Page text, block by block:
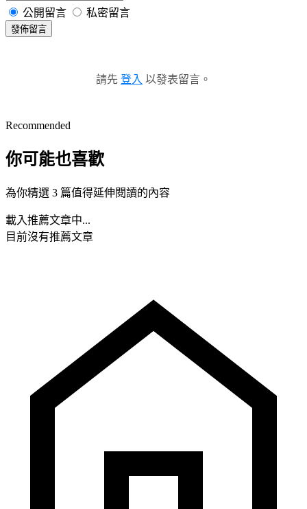
公開留言 私密留言
發佈留言
請先 登入 以發表留言。
Recommended
你可能也喜歡
為你精選 3 篇值得延伸閱讀的內容
載入推薦文章中...
目前沒有推薦文章